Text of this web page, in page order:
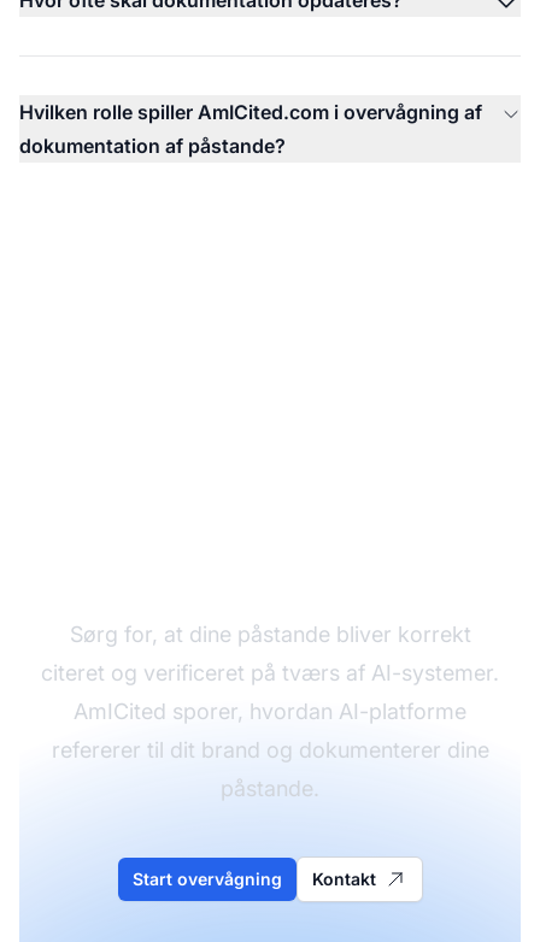
Hvilken rolle spiller AmICited.com i overvågning af
dokumentation af påstande?
Sørg for, at dine påstande bliver korrekt
citeret og verificeret på tværs af AI-systemer.
AmICited sporer, hvordan AI-platforme
refererer til dit brand og dokumenterer dine
påstande.
Start overvågning Kontakt